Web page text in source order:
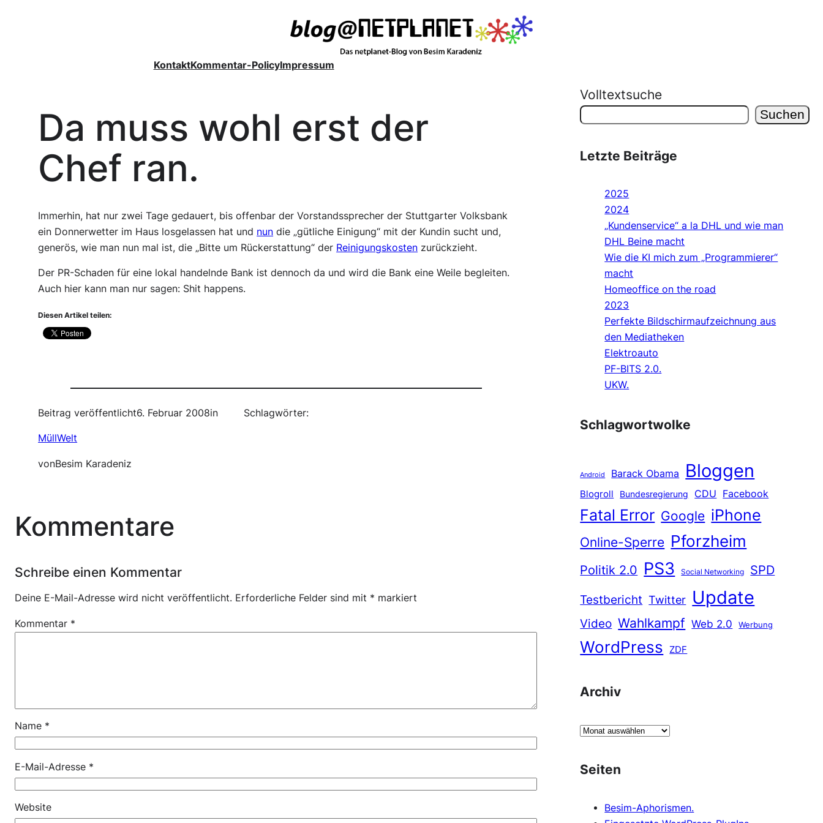
KontaktKommentar-PolicyImpressum
Da muss wohl erst der
Chef ran.
Immerhin, hat nur zwei Tage gedauert, bis offenbar der Vorstandssprecher der Stuttgarter Volksbank
ein Donnerwetter im Haus losgelassen hat und nun die „gütliche Einigung“ mit der Kundin sucht und,
generös, wie man nun mal ist, die „Bitte um Rückerstattung“ der Reinigungskosten zurückzieht.
Der PR-Schaden für eine lokal handelnde Bank ist dennoch da und wird die Bank eine Weile begleiten.
Auch hier kann man nur sagen: Shit happens.
Diesen Artikel teilen:
Beitrag veröffentlicht6. Februar 2008in
MüllWelt
vonBesim Karadeniz
Schlagwörter:
Kommentare
Schreibe einen Kommentar
Deine E-Mail-Adresse wird nicht veröffentlicht. Erforderliche Felder sind mit * markiert
Kommentar *
Name *
E-Mail-Adresse *
Website
Volltextsuche
Suchen
Letzte Beiträge
2025
2024
„Kundenservice“ a la DHL und wie man
DHL Beine macht
Wie die KI mich zum „Programmierer“
macht
Homeoffice on the road
2023
Perfekte Bildschirmaufzeichnung aus
den Mediatheken
Elektroauto
PF-BITS 2.0.
UKW.
Schlagwortwolke
Android Barack Obama Bloggen
Blogroll Bundesregierung CDU Facebook
Fatal Error Google iPhone
Online-Sperre Pforzheim
Politik 2.0 PS3 Social Networking
SPD
Testbericht Twitter Update
Video Wahlkampf Web 2.0 Werbung
WordPress ZDF
Archiv
A
h
Seiten
Besim-Aphorismen.